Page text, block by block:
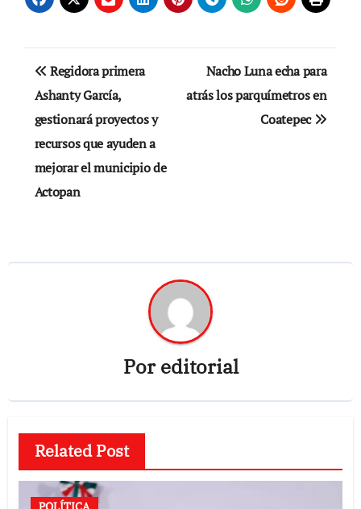
Navegación
de
entradas
Regidora primera
Ashanty García,
gestionará proyectos y
recursos que ayuden a
mejorar el municipio de
Actopan
Nacho Luna echa para
atrás los parquímetros en
Coatepec
Poreditorial
Related Post